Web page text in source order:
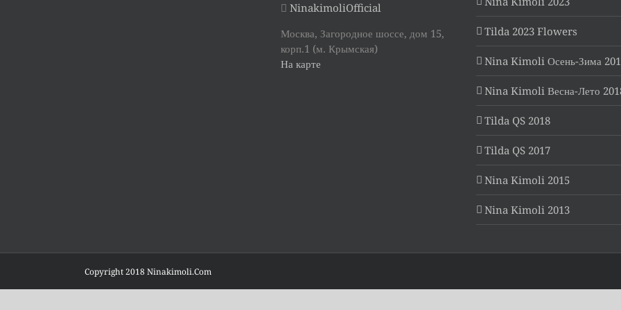
NinakimoliOfficial
Москва, Загородное шоссе, дом 15,
корп.1 (м. Крымская)
На карте
Tilda 2023 Flowers
Nina Kimoli Осень-Зима
Nina Kimoli Весна-Лето
Tilda QS 2018
Tilda QS 2017
Nina Kimoli 2015
Nina Kimoli 2013
Copyright 2018 Ninakimoli.Com